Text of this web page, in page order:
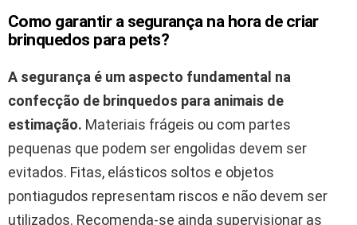
Como garantir a segurança na hora de criar
brinquedos para pets?
A segurança é um aspecto fundamental na
confecção de brinquedos para animais de
estimação. Materiais frágeis ou com partes
pequenas que podem ser engolidas devem ser
evitados. Fitas, elásticos soltos e objetos
pontiagudos representam riscos e não devem ser
utilizados. Recomenda-se ainda supervisionar as